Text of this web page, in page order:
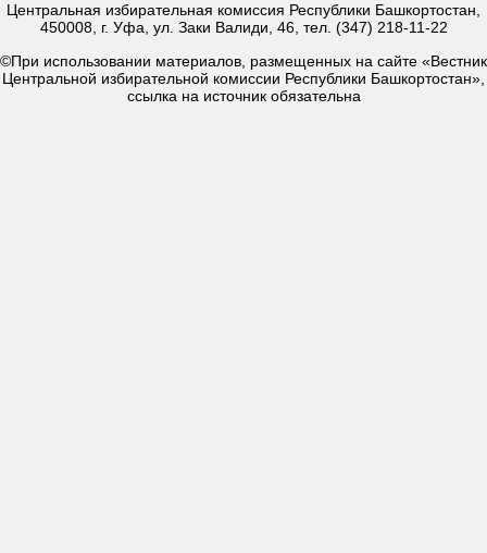
Центральная избирательная комиссия Республики Башкортостан,
450008, г. Уфа, ул. Заки Валиди, 46, тел. (347) 218-11-22
©При использовании материалов, размещенных на сайте «Вестник
Центральной избирательной комиссии Республики Башкортостан»,
ссылка на источник обязательна